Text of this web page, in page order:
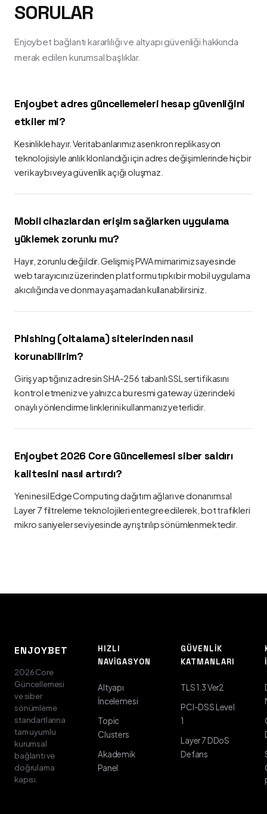
SORULAR
Enjoybet bağlantı kararlılığı ve altyapı güvenliği hakkında
merak edilen kurumsal başlıklar.
Enjoybet adres güncellemeleri hesap güvenliğini
etkiler mi?
Kesinlikle hayır. Veritabanlarımız asenkron replikasyon
teknolojisiyle anlık klonlandığı için adres değişimlerinde hiçbir
veri kaybı veya güvenlik açığı oluşmaz.
Mobil cihazlardan erişim sağlarken uygulama
yüklemek zorunlu mu?
Hayır, zorunlu değildir. Gelişmiş PWA mimarimiz sayesinde
web tarayıcınız üzerinden platformu tıpkı bir mobil uygulama
akıcılığında ve donma yaşamadan kullanabilirsiniz.
Phishing (oltalama) sitelerinden nasıl
korunabilirim?
Giriş yaptığınız adresin SHA-256 tabanlı SSL sertifikasını
kontrol etmeniz ve yalnızca bu resmi gateway üzerindeki
onaylı yönlendirme linklerini kullanmanız yeterlidir.
Enjoybet 2026 Core Güncellemesi siber saldırı
kalitesini nasıl artırdı?
Yeni nesil Edge Computing dağıtım ağları ve donanımsal
Layer 7 filtreleme teknolojileri entegre edilerek, bot trafikleri
mikro saniyeler seviyesinde ayrıştırılıp sönümlenmektedir.
ENJOYBET
2026 Core
Güncellemesi
ve siber
sönümleme
standartlarına
tam uyumlu
kurumsal
bağlantı ve
doğrulama
kapısı.
HIZLI
NAVIGASYON
Altyapı
İncelemesi
Topic
Clusters
Akademik
Panel
GÜVENLIK
KATMANLARI
TLS 1.3 Ver2
PCI-DSS Level
1
Layer 7 DDoS
Defans